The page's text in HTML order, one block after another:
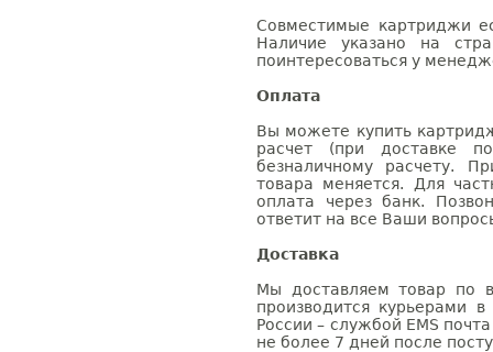
Совместимые картриджи
Наличие указано на
поинтересоваться у
Оплата
Вы можете купить
расчет (при доставке
безналичному расчету.
товара меняется. Для
оплата через банк.
ответит на все Ваши
Доставка
Мы доставляем товар по
производится курьерами
России – службой EMS
не более 7 дней после